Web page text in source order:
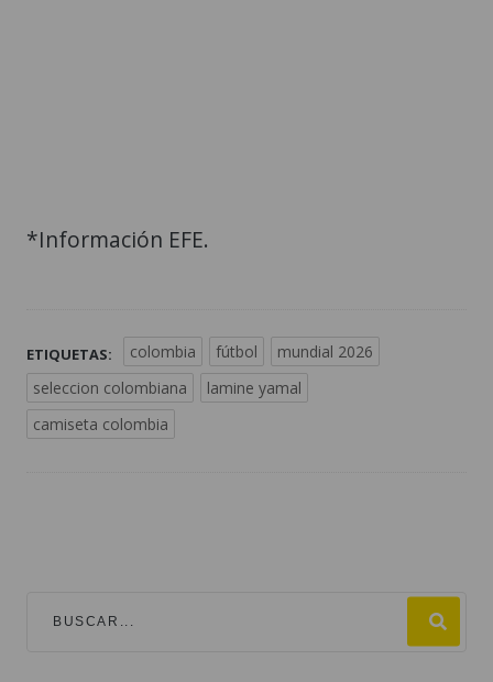
*Información EFE.
ETIQUETAS: colombia fútbol
mundial 2026
seleccion colombiana
lamine yamal
camiseta colombia